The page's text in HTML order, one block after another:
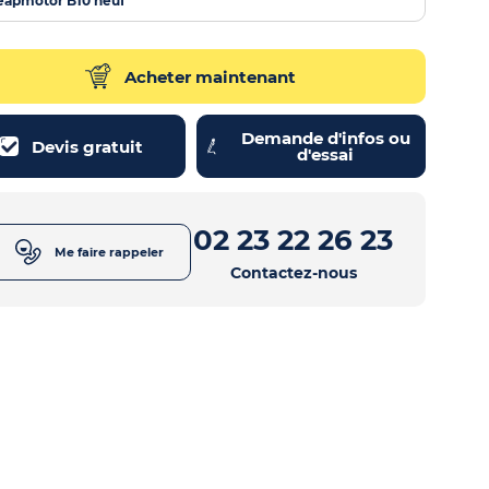
Acheter maintenant
Devis gratuit Demande d'infos ou
d'essai
Me faire rappeler 02 23 22 26 23
Contactez-nous